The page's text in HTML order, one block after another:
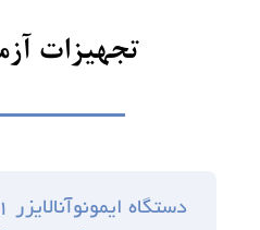
بخش های آزمایشگاه
تجهیزات